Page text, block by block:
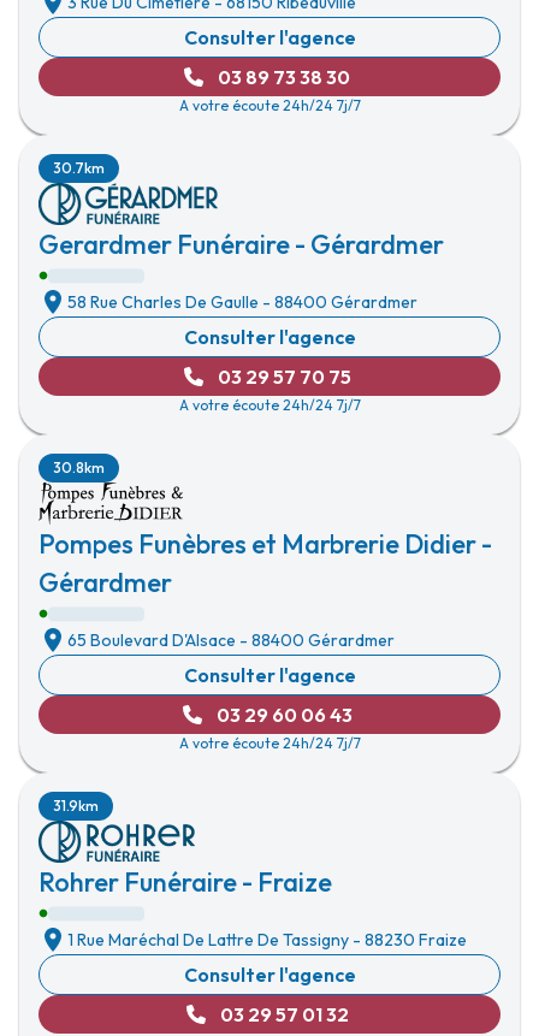
Consulter l'agence
03 89 73 38 30
A votre écoute 24h/24 7j/7
Gerardmer Funéraire - Gérardmer
30.7km
58 Rue Charles De Gaulle - 88400 Gérardmer
Consulter l'agence
03 29 57 70 75
A votre écoute 24h/24 7j/7
Pompes Funèbres et Marbrerie Didier -
Gérardmer
30.8km
65 Boulevard D'Alsace - 88400 Gérardmer
Consulter l'agence
03 29 60 06 43
A votre écoute 24h/24 7j/7
Rohrer Funéraire - Fraize
31.9km
1 Rue Maréchal De Lattre De Tassigny - 88230 Fraize
Consulter l'agence
03 29 57 01 32